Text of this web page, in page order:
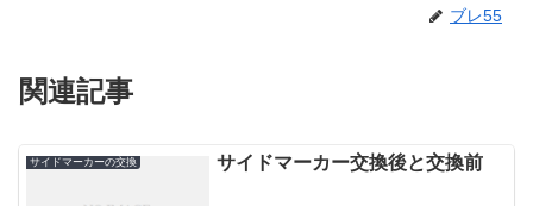
ブレ55
関連記事
サイドマーカーの交換 サイドマーカー交換後と交換前